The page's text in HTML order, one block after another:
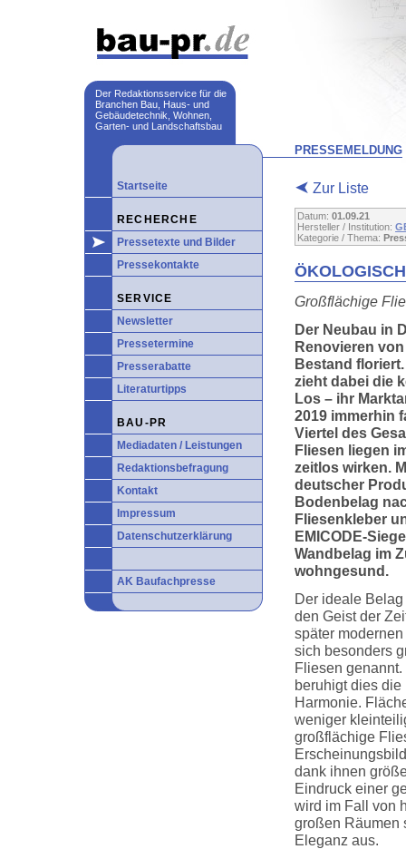
Der Redaktionsservice für die
Branchen Bau, Haus- und
Gebäudetechnik, Wohnen,
Garten- und Landschaftsbau
Startseite
RECHERCHE
Pressetexte und Bilder
Pressekontakte
SERVICE
Newsletter
Pressetermine
Presserabatte
Literaturtipps
BAU-PR
Mediadaten / Leistungen
Redaktionsbefragung
Kontakt
Impressum
Datenschutzerklärung
AK Baufachpresse
PRESSEMELDUNG
Zur Liste
Datum: 01.09.21
Hersteller / Institution:
Kategorie / Thema:
Großflächige
Der Neubau in
Renovieren
Bestand
zieht dabei die
Los – ihr
2019 immerhin
Viertel des
Fliesen liegen
zeitlos wirken.
deutscher
Bodenbelag
Fliesenkleber
EMICODE-
Wandbelag im
wohngesund.
Der ideale
den Geist der
später
sich besonders
Fliesen
beruhigt dies
Harmonie.
weniger
großflächige
dank ihnen
Eindruck einer
wird im Fall von
großen Räumen
Eleganz aus.